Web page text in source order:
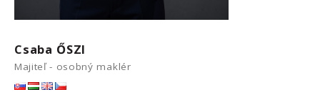
Csaba ŐSZI
Majiteľ - osobný maklér